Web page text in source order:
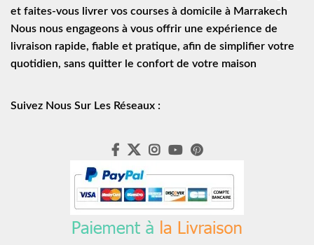
et faites-vous livrer vos courses à domicile à Marrakech
Nous nous engageons à vous offrir une expérience de
livraison rapide, fiable et pratique, afin de simplifier votre
quotidien, sans quitter le confort de votre maison
Suivez Nous Sur Les Réseaux :